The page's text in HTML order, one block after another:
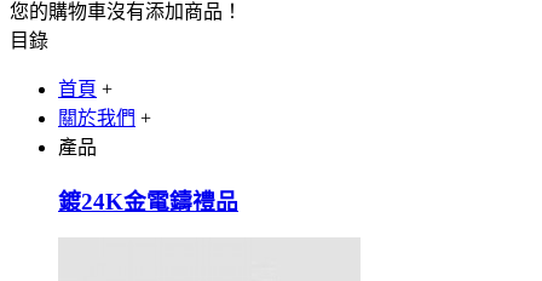
您的購物車沒有添加商品！
目錄
首頁 +
關於我們 +
產品
鍍24K金電鑄禮品